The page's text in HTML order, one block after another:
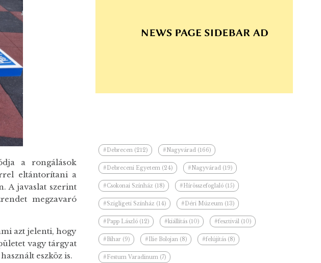
a rongálások
eltántorítani a
A javaslat szerint
megzavaró
azt jelenti, hogy
vagy tárgyat
eszköz is.
#Debrecen (212) #Nagyvárad (166)
#Debreceni Egyetem (24) #Nagyvárad (19)
#Csokonai Színház (18) #Hírösszefoglaló (15)
#Szigligeti Színház (14) #Déri Múzeum (13)
#Papp László (12) #kiállítás (10) #fesztivál (10)
#Bihar (9) #Ilie Bolojan (8) #felújítás (8)
#Festum Varadinum (7)